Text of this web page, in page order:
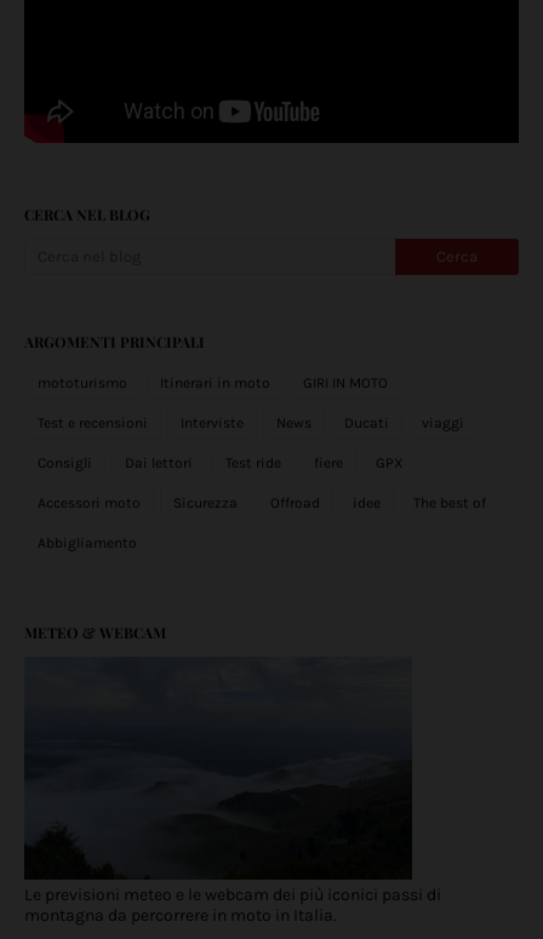
CERCA NEL BLOG
ARGOMENTI PRINCIPALI
mototurismo Itinerari in moto GIRI IN MOTO
Test e recensioni Interviste News Ducati viaggi
Consigli Dai lettori Test ride fiere GPX
Accessori moto Sicurezza Offroad idee The best of
Abbigliamento
METEO & WEBCAM
Le previsioni meteo e le webcam dei più iconici passi di
montagna da percorrere in moto in Italia.